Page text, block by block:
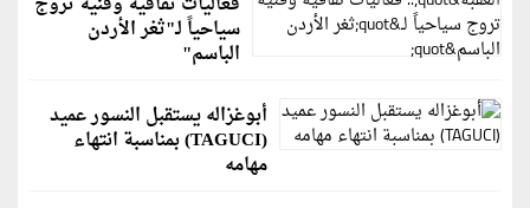
سياحياً لـ"ثغر الأردن
الباسم"
أبوغزاله يستقبل النسور عميد
(TAGUCI) بمناسبة انتهاء
مهامه